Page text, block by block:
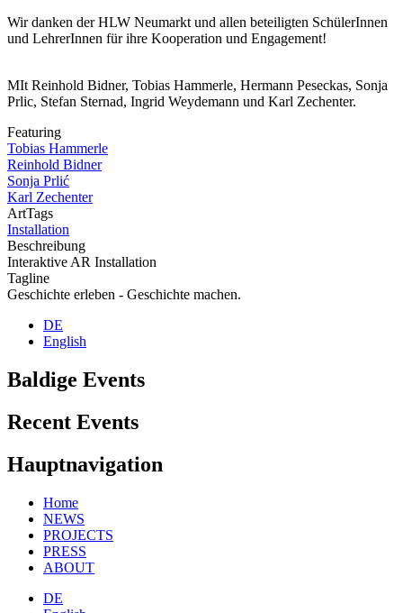
Wir danken der HLW Neumarkt und allen beteiligten SchülerInnen
und LehrerInnen für ihre Kooperation und Engagement!
MIt Reinhold Bidner, Tobias Hammerle, Hermann Peseckas, Sonja
Prlic, Stefan Sternad, Ingrid Weydemann und Karl Zechenter.
Featuring
Tobias Hammerle
Reinhold Bidner
Sonja Prlić
Karl Zechenter
ArtTags
Installation
Beschreibung
Interaktive AR Installation
Tagline
Geschichte erleben - Geschichte machen.
DE
English
Baldige Events
Recent Events
Hauptnavigation
Home
NEWS
PROJECTS
PRESS
ABOUT
DE